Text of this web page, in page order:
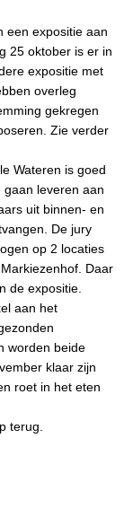
een expositie aan
25 oktober is er in
expositie met
overleg
gekregen
Zie verder
Wateren is goed
leveren aan
uit binnen- en
De jury
op 2 locaties
Daar
de expositie.
aan het
worden beide
klaar zijn
roet in het eten
terug.